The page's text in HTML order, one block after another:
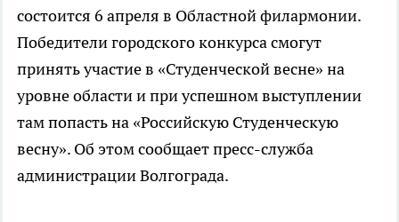
состоится 6 апреля в Областной филармонии.
Победители городского конкурса смогут
принять участие в «Студенческой весне» на
уровне области и при успешном выступлении
там попасть на «Российскую Студенческую
весну». Об этом сообщает пресс-служба
администрации Волгограда.